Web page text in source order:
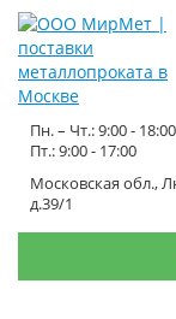
Московская обл.,
д.39/1
Пн. – Чт.: 9:00 - 18:00
Пт.: 9:00 - 17:00
Круг
мм